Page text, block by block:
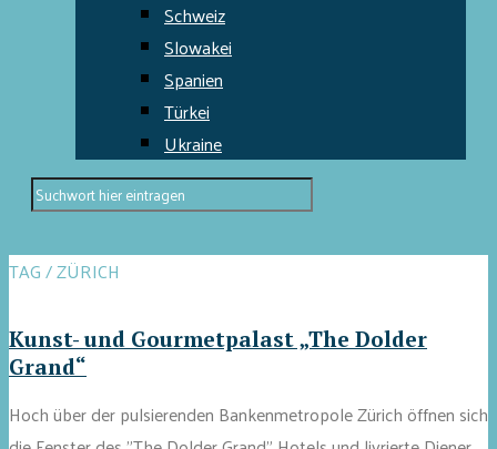
Schweiz
Slowakei
Spanien
Türkei
Ukraine
TAG / ZÜRICH
Kunst- und Gourmetpalast „The Dolder
Grand“
Hoch über der pulsierenden Bankenmetropole Zürich öffnen sich